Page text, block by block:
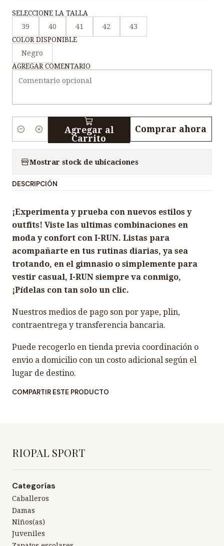
SELECCIONE LA TALLA
39
40 41 42
43
COLOR DISPONIBLE
Negro
AGREGAR COMENTARIO
i
a
d
Agregar al
Carrito
Comprar ahora
Mostrar stock de ubicaciones
DESCRIPCIÓN
¡Experimenta y prueba con nuevos estilos y
outfits! Viste las ultimas combinaciones en
moda y confort con I-RUN. Listas para
acompañarte en tus rutinas diarias, ya sea
trotando, en el gimnasio o simplemente para
vestir casual, I-RUN siempre va conmigo,
¡Pídelas con tan solo un clic.
Nuestros medios de pago son por yape, plin,
contraentrega y transferencia bancaria.
Puede recogerlo en tienda previa coordinación o
envio a domicilio con un costo adicional según el
lugar de destino.
COMPARTIR ESTE PRODUCTO
RIOPAL SPORT
Categorías
Caballeros
Damas
Niños(as)
Juveniles